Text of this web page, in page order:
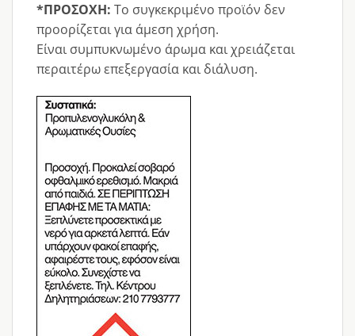
*ΠΡΟΣΟΧΗ: Το συγκεκριμένο προϊόν δεν
προορίζεται για άμεση χρήση.
Είναι συμπυκνωμένο άρωμα και χρειάζεται
περαιτέρω επεξεργασία και διάλυση.